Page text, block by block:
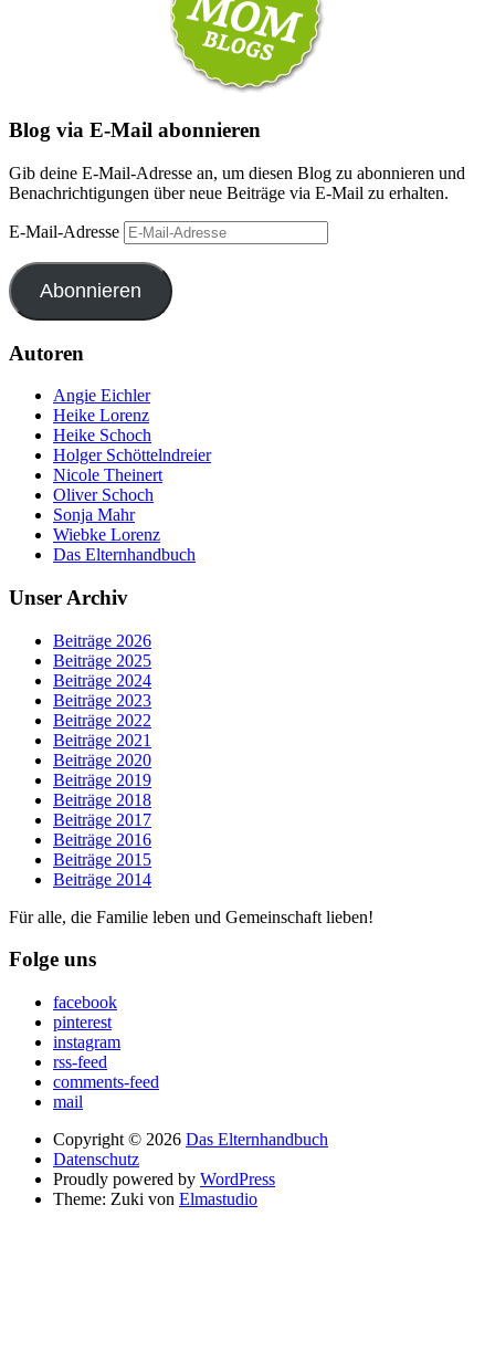
Blog via E-Mail abonnieren
Gib deine E-Mail-Adresse an, um diesen Blog zu abonnieren und
Benachrichtigungen über neue Beiträge via E-Mail zu erhalten.
E-Mail-Adresse
Abonnieren
Autoren
Angie Eichler
Heike Lorenz
Heike Schoch
Holger Schöttelndreier
Nicole Theinert
Oliver Schoch
Sonja Mahr
Wiebke Lorenz
Das Elternhandbuch
Unser Archiv
Beiträge 2026
Beiträge 2025
Beiträge 2024
Beiträge 2023
Beiträge 2022
Beiträge 2021
Beiträge 2020
Beiträge 2019
Beiträge 2018
Beiträge 2017
Beiträge 2016
Beiträge 2015
Beiträge 2014
Für alle, die Familie leben und Gemeinschaft lieben!
Folge uns
facebook
pinterest
instagram
rss-feed
comments-feed
mail
Copyright © 2026 Das Elternhandbuch
Datenschutz
Proudly powered by WordPress
Theme: Zuki von Elmastudio